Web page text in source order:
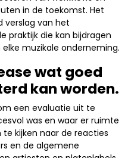
in de toekomst. Het
verslag van het
praktijk die kan bijdragen
muzikale onderneming.
wat goed
kan worden.
een evaluatie uit te
was en waar er ruimte
kijken naar de reacties
en de algemene